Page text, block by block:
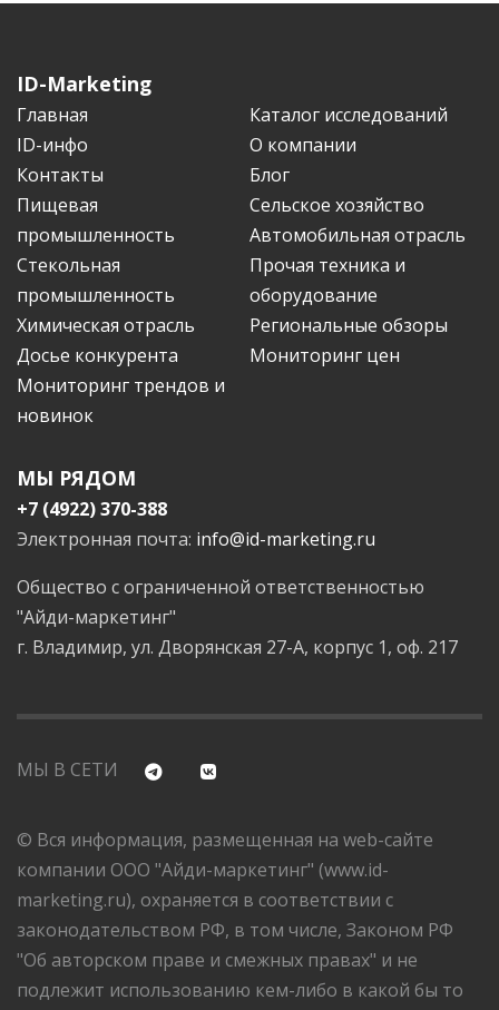
ID-Marketing
Главная
Каталог исследований
ID-инфо
О компании
Контакты
Блог
Пищевая
промышленность
Сельское хозяйство
Автомобильная отрасль
Стекольная
промышленность
Прочая техника и
оборудование
Химическая отрасль
Региональные обзоры
Досье конкурента
Мониторинг цен
Мониторинг трендов и
новинок
МЫ РЯДОМ
+7 (4922) 370-388
Электронная почта: info@id-marketing.ru
Общество с ограниченной ответственностью
"Айди-маркетинг"
г. Владимир, ул. Дворянская 27-А, корпус 1, оф. 217
МЫ В СЕТИ
© Вся информация, размещенная на web-сайте
компании ООО "Айди-маркетинг" (www.id-
marketing.ru), охраняется в соответствии с
законодательством РФ, в том числе, Законом РФ
"Об авторском праве и смежных правах" и не
подлежит использованию кем-либо в какой бы то